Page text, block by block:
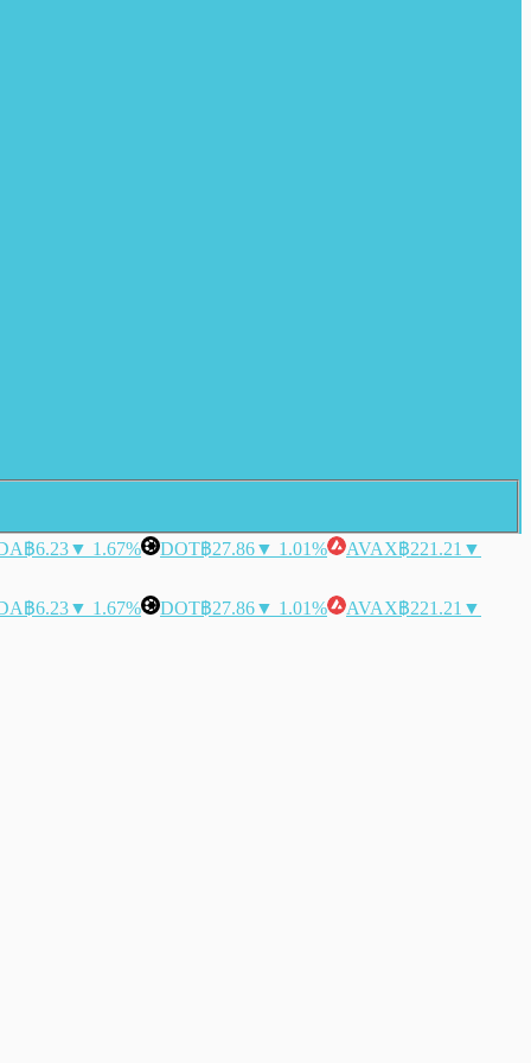
฿6.23▼ 1.67% DOT฿27.86▼ 1.01% AVAX฿221.21 ▼
฿6.23▼ 1.67% DOT฿27.86▼ 1.01% AVAX฿221.21 ▼